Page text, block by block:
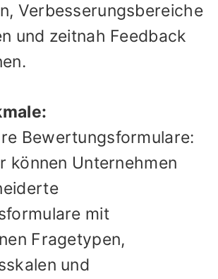
Verbesserungsbereiche
und zeitnah Feedback
Bewertungsformulare:
können Unternehmen
mit
Fragetypen,
und